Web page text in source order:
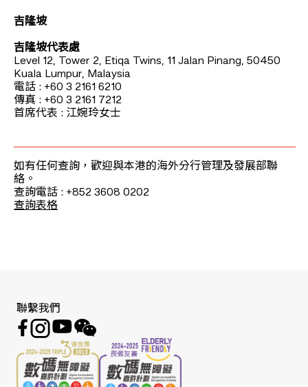
吉隆坡
吉隆坡代表處
Level 12, Tower 2, Etiqa Twins, 11 Jalan Pinang, 50450
Kuala Lumpur, Malaysia
電話 : +60 3 2161 6210
傳真 : +60 3 2161 7212
首席代表 : 江婉玲女士
如有任何查詢，歡迎與本港的海外分行管理及發展部聯
絡。
查詢電話 : +852 3608 0202
查詢表格
聯繫我們